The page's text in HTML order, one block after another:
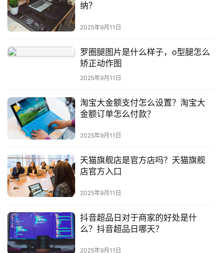
纳？
2025年9月11日
罗圈腿图片是什么样子，o型腿怎么
矫正动作图
2025年9月11日
淘宝大金额支付怎么设置？淘宝大
金额订单怎么付款？
2025年9月11日
天猫旗舰店是官方店吗？天猫旗舰
店官方入口
2025年9月11日
抖音超品日对于商家的好处是什
么？抖音超品日哪天？
2025年9月11日